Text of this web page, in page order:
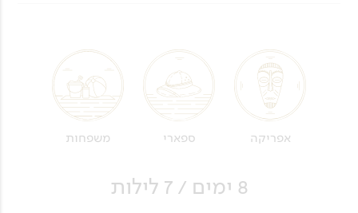
אפריקה ספארי משפחות
8 ימים / 7 לילות